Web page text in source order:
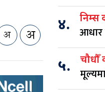
४. निम्स
आधार
५. चौधौँ